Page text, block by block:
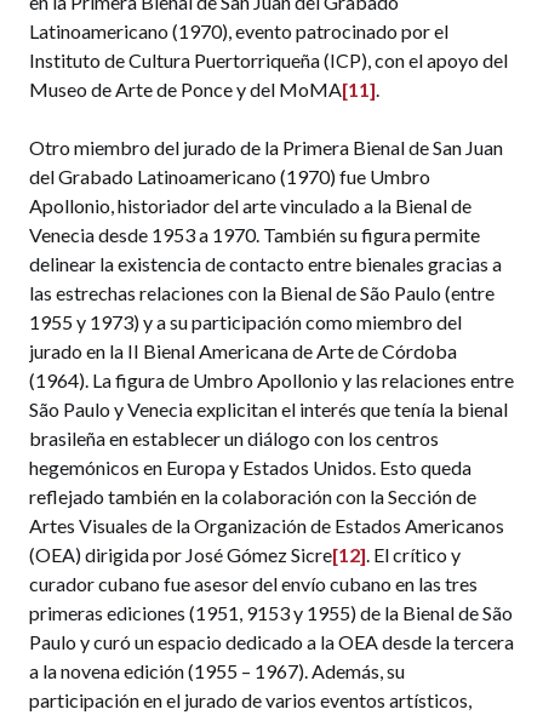
Latinoamericano (1970), evento patrocinado por el
Instituto de Cultura Puertorriqueña (ICP), con el apoyo del
Museo de Arte de Ponce y del MoMA[11].
Otro miembro del jurado de la Primera Bienal de San Juan
del Grabado Latinoamericano (1970) fue Umbro
Apollonio, historiador del arte vinculado a la Bienal de
Venecia desde 1953 a 1970. También su figura permite
delinear la existencia de contacto entre bienales gracias a
las estrechas relaciones con la Bienal de São Paulo (entre
1955 y 1973) y a su participación como miembro del
jurado en la II Bienal Americana de Arte de Córdoba
(1964). La figura de Umbro Apollonio y las relaciones entre
São Paulo y Venecia explicitan el interés que tenía la bienal
brasileña en establecer un diálogo con los centros
hegemónicos en Europa y Estados Unidos. Esto queda
reflejado también en la colaboración con la Sección de
Artes Visuales de la Organización de Estados Americanos
(OEA) dirigida por José Gómez Sicre[12]. El crítico y
curador cubano fue asesor del envío cubano en las tres
primeras ediciones (1951, 9153 y 1955) de la Bienal de São
Paulo y curó un espacio dedicado a la OEA desde la tercera
a la novena edición (1955 – 1967). Además, su
participación en el jurado de varios eventos artísticos,